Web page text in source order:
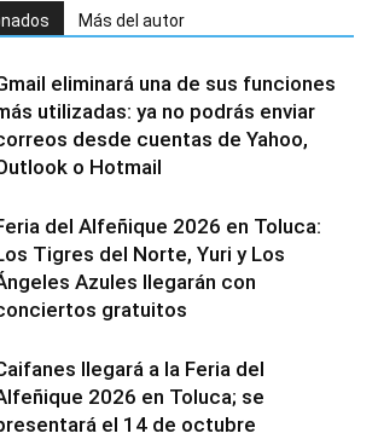
Más del autor
eliminará una de sus funciones
utilizadas: ya no podrás enviar
desde cuentas de Yahoo,
o Hotmail
del Alfeñique 2026 en Toluca:
Tigres del Norte, Yuri y Los
Azules llegarán con
gratuitos
llegará a la Feria del
2026 en Toluca; se
el 14 de octubre